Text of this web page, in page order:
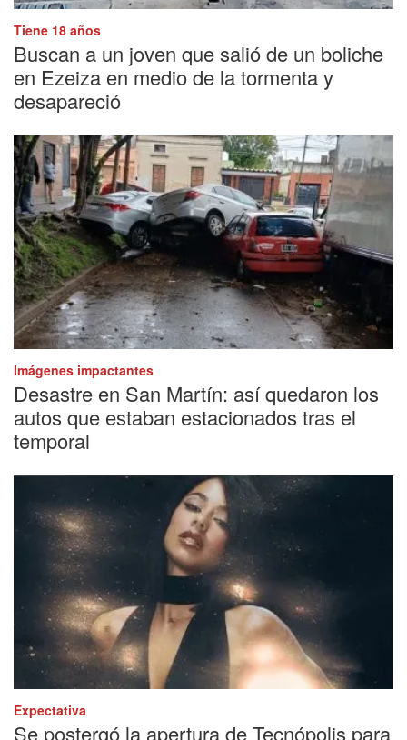
Tiene 18 años
Buscan a un joven que salió de un boliche
en Ezeiza en medio de la tormenta y
desapareció
Imágenes impactantes
Desastre en San Martín: así quedaron los
autos que estaban estacionados tras el
temporal
Expectativa
Se postergó la apertura de Tecnópolis para